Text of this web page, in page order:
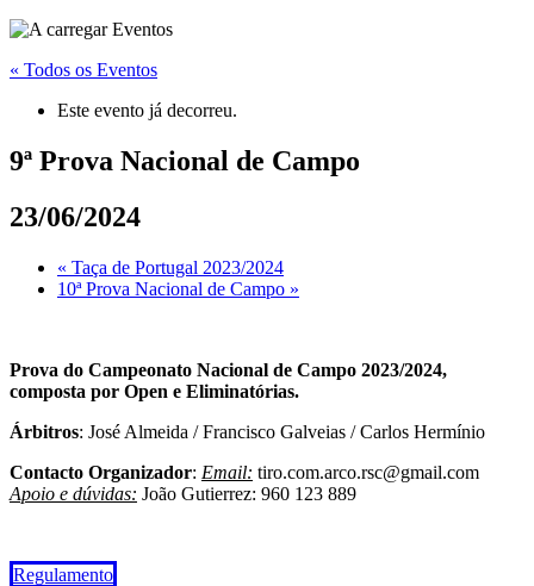
« Todos os Eventos
Este evento já decorreu.
9ª Prova Nacional de Campo
23/06/2024
« Taça de Portugal 2023/2024
10ª Prova Nacional de Campo »
Prova do Campeonato Nacional de Campo 2023/2024,
composta por Open e Eliminatórias.
Árbitros: José Almeida / Francisco Galveias / Carlos Hermínio
Contacto Organizador: Email: tiro.com.arco.rsc@gmail.com
Apoio e dúvidas: João Gutierrez: 960 123 889
Regulamento